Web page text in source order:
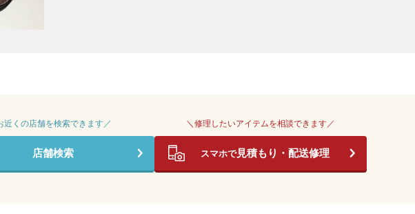
＼修理したいアイテムを相談できます／
スマホで見積もり・配送修理
近くの店舗を検索できます／
店舗検索